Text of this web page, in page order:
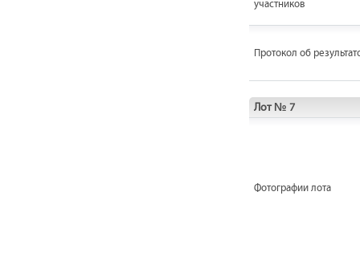
участников
Протокол об
Лот № 7
Фотографии лота